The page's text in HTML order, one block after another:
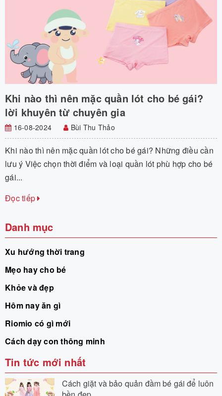
Khi nào thì nên mặc quần lót cho bé gái?
lời khuyên từ chuyên gia
16-08-2024 Bùi Thu Thảo
Khi nào thì nên mặc quần lót cho bé gái? Những điều cần
lưu ý Việc chọn thời điểm và loại quần lót phù hợp cho bé
gái...
Đọc tiếp
Danh mục
Xu hướng thời trang
Mẹo hay cho bé
Khỏe và đẹp
Hôm nay ăn gì
Riomio có gì mới
Cách dạy con thông minh
Tin tức mới nhất
Cách giặt và bảo quản đầm bé gái để luôn